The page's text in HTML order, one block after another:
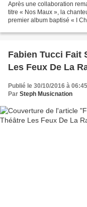
Après une collaboration
titre « Nos Maux », la
premier album baptisé « I
Fabien Tucci Fait
Les Feux De La
Publié le 30/10/2016 à 06:45
Par Steph Musicnation